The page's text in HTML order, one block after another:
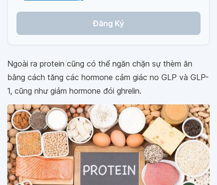
Đăng Ký
Ngoài ra protein cũng có thể ngăn chặn sự thèm ăn
bằng cách tăng các hormone cảm giác no GLP và GLP-
1, cũng như giảm hormone đói ghrelin.